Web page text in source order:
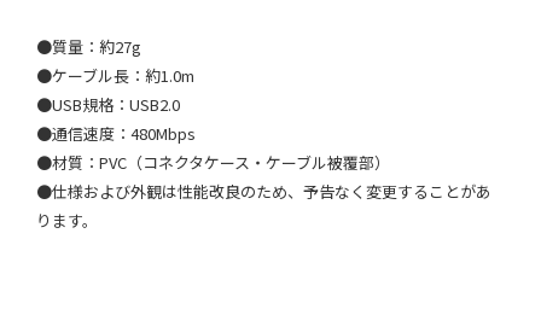
●質量：約27g
●ケーブル長：約1.0m
●USB規格：USB2.0
●通信速度：480Mbps
●材質：PVC（コネクタケース・ケーブル被覆部）
●仕様および外観は性能改良のため、予告なく変更することがあ
ります。